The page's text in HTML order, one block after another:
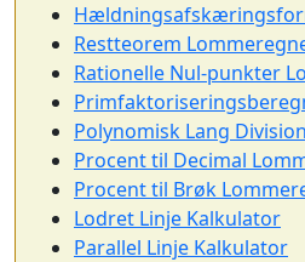
Restteorem
Rationelle Nul-punkter
Polynomisk Lang
Procent til Decimal
Procent til Brøk
Lodret Linje Kalkulator
Parallel Linje Kalkulator